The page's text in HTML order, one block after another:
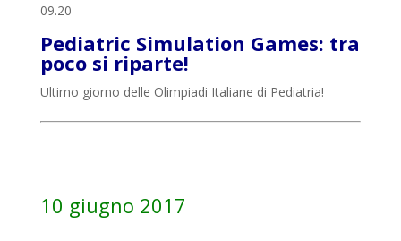
09.20
Pediatric Simulation Games: tra
poco si riparte!
Ultimo giorno delle Olimpiadi Italiane di Pediatria!
10 giugno 2017